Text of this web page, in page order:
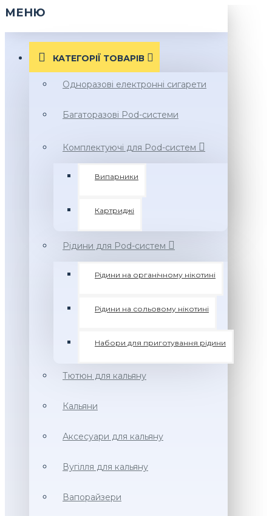
МЕНЮ
КАТЕГОРІЇ ТОВАРIВ
Одноразові електронні сигарети
Багаторазові Pod-системи
Комплектуючі для Pod-систем
Випарники
Картриджі
Рідини для Pod-систем
Рідини на органічному нікотині
Рідини на сольовому нікотині
Набори для приготування рідини
Тютюн для кальяну
Кальяни
Аксесуари для кальяну
Вугілля для кальяну
Вапорайзери